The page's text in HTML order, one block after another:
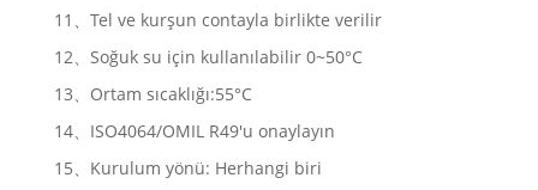
11、Tel ve kurşun contayla birlikte verilir
12、Soğuk su için kullanılabilir 0~50°C
13、Ortam sıcaklığı:55°C
14、ISO4064/OMIL R49'u onaylayın
15、Kurulum yönü: Herhangi biri